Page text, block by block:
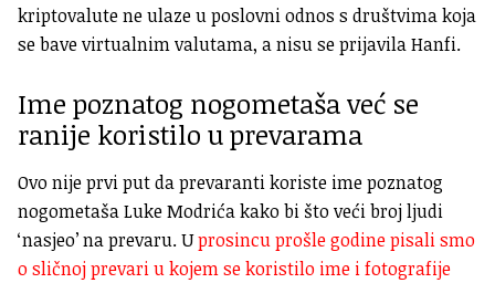
kriptovalute ne ulaze u poslovni odnos s društvima koja
se bave virtualnim valutama, a nisu se prijavila Hanfi.
Ime poznatog nogometaša već se
ranije koristilo u prevarama
Ovo nije prvi put da prevaranti koriste ime poznatog
nogometaša Luke Modrića kako bi što veći broj ljudi
‘nasjeo’ na prevaru. Uprosincu prošle godine pisali smo
o sličnoj prevari u kojem se koristilo ime i fotografije